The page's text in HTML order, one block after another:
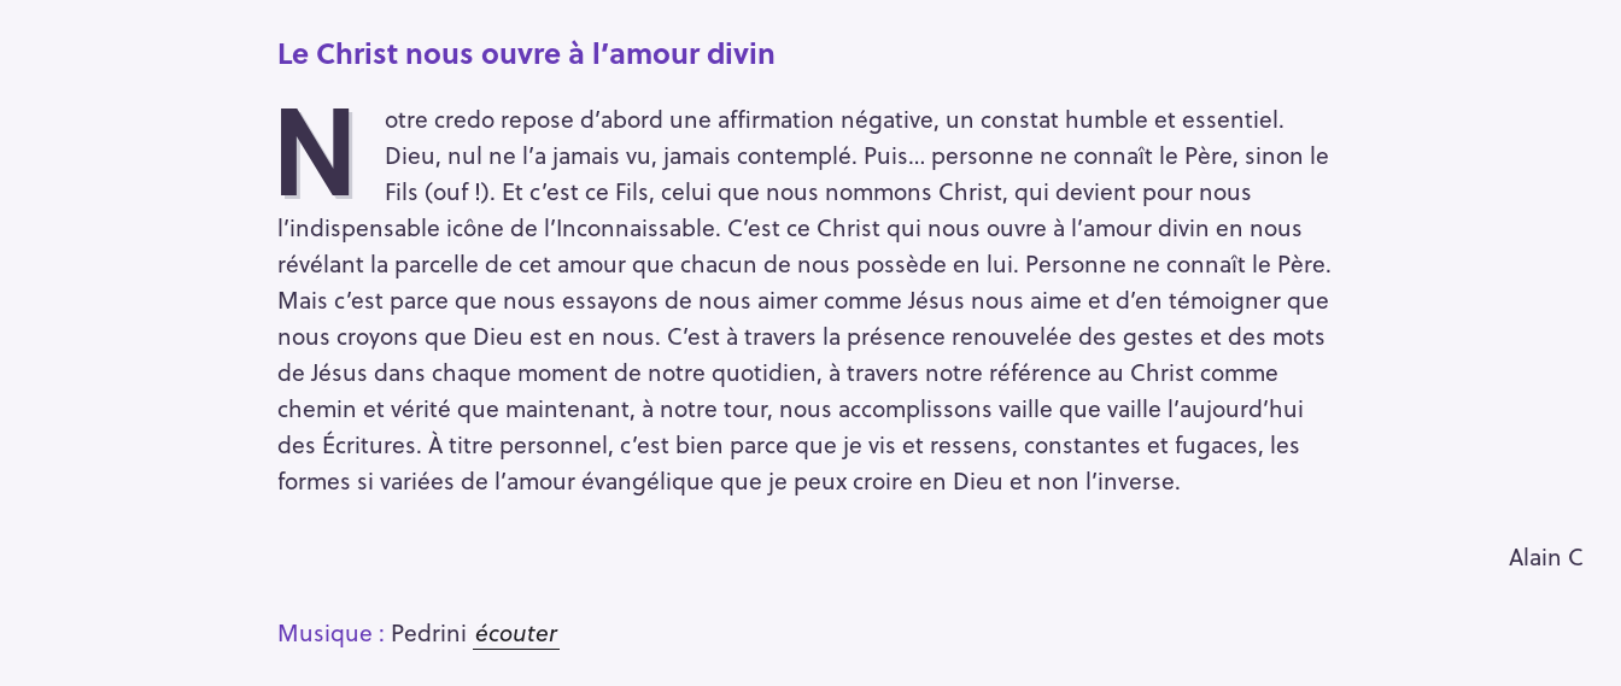
Le Christ nous ouvre à l’amour divin
N
otre credo repose d’abord une affirmation négative, un constat humble et essentiel.
Dieu, nul ne l’a jamais vu, jamais contemplé. Puis… personne ne connaît le Père, sinon le
Fils (ouf !). Et c’est ce Fils, celui que nous nommons Christ, qui devient pour nous
l’indispensable icône de l’Inconnaissable. C’est ce Christ qui nous ouvre à l’amour divin en nous
révélant la parcelle de cet amour que chacun de nous possède en lui. Personne ne connaît le Père.
Mais c’est parce que nous essayons de nous aimer comme Jésus nous aime et d’en témoigner que
nous croyons que Dieu est en nous. C’est à travers la présence renouvelée des gestes et des mots
de Jésus dans chaque moment de notre quotidien, à travers notre référence au Christ comme
chemin et vérité que maintenant, à notre tour, nous accomplissons vaille que vaille l’aujourd’hui
des Écritures. À titre personnel, c’est bien parce que je vis et ressens, constantes et fugaces, les
formes si variées de l’amour évangélique que je peux croire en Dieu et non l’inverse.
Alain C
Musique : Pedrini écouter